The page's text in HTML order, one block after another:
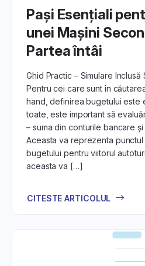
Pași Esențiali
unei Mașini
Partea întâi
Ghid Practic – Simulare
Pentru cei care sunt în
hand, definirea bugetului este
toate, este important să
– suma din conturile bancare
Aceasta va reprezenta
bugetului pentru viitorul
aceasta va […]
CITESTE ARTICOLUL